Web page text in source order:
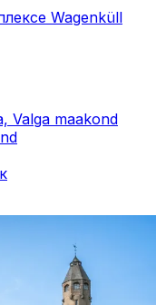
Wagenküll
Valga maakond